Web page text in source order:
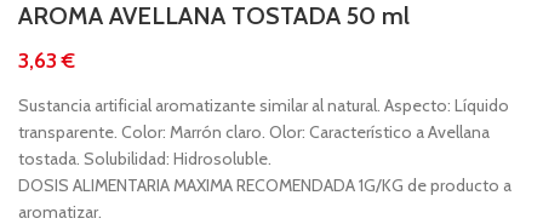
AROMA AVELLANA TOSTADA 50 ml
€
Sustancia artificial aromatizante similar al natural. Aspecto: Líquido
transparente. Color: Marrón claro. Olor: Característico a Avellana
tostada. Solubilidad: Hidrosoluble.
DOSIS ALIMENTARIA MAXIMA RECOMENDADA 1G/KG de producto a
aromatizar.